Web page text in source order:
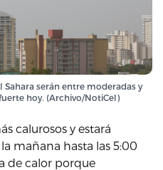
serán entre moderadas y
hoy. (Archivo/NotiCel)
calurosos y estará
mañana hasta las 5:00
de calor porque